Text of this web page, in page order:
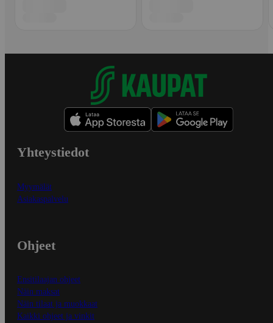
Yhteystiedot
Myymälät
Asiakaspalvelu
Ohjeet
Ensitilaajan ohjeet
Näin maksat
Näin tilaat ja muokkaat
Kaikki ohjeet ja vinkit